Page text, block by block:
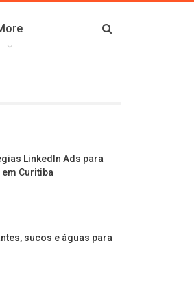
LinkedIn Ads para
Curitiba
sucos e águas para